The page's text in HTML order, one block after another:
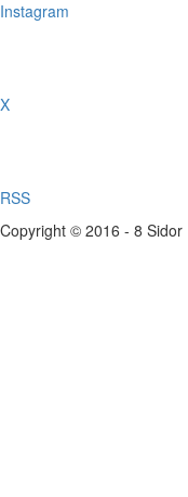
Instagram
X
RSS
Copyright © 2016 - 8 Sidor